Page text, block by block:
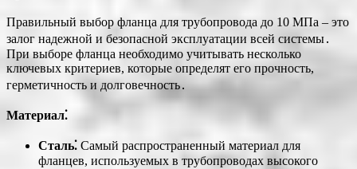
Правильный выбор фланца для трубопровода до 10 МПа – это
залог надежной и безопасной эксплуатации всей системы․
При выборе фланца необходимо учитывать несколько
ключевых критериев, которые определят его прочность,
герметичность и долговечность․
Материал⁚
Сталь⁚ Самый распространенный материал для
фланцев, используемых в трубопроводах высокого